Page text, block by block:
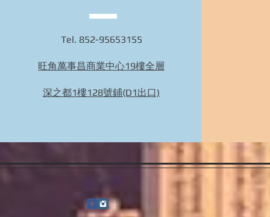
Tel. 852-95653155
旺角萬事昌商業中心19樓全層
深之都1樓128號鋪(D1出口)